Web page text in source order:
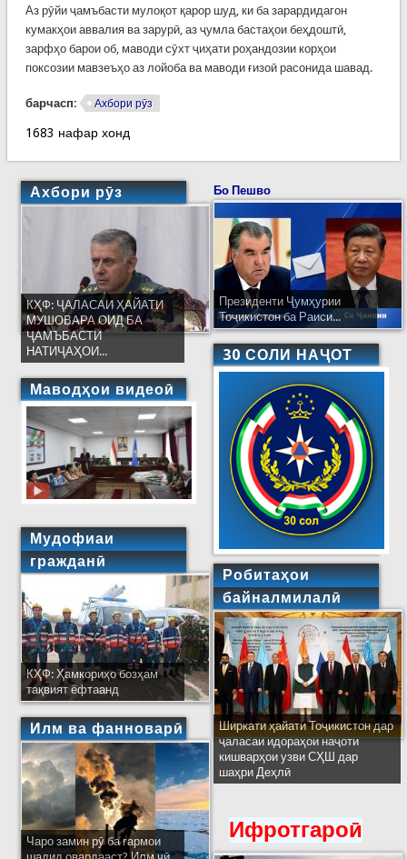
Аз рӯйи ҷамъбасти мулоқот қарор шуд, ки ба зарардидагон
кумакҳои аввалия ва зарурӣ, аз ҷумла бастаҳои беҳдоштӣ,
зарфҳо барои об, маводи сӯхт ҷиҳати роҳандозии корҳои
поксозии мавзеъҳо аз лойоба ва маводи ғизоӣ расонида шавад.
барчасп: Ахбори рӯз
1683 нафар хонд
Ахбори рӯз
КҲФ: ҶАЛАСАИ ҲАЙАТИ
МУШОВАРА ОИД БА
ҶАМЪБАСТИ
НАТИҶАҲОИ...
Маводҳои видеоӣ
Мудофиаи
гражданӣ
КҲФ: Ҳамкориҳо бозҳам
тақвият ёфтаанд
Илм ва фанноварӣ
Чаро замин рӯ ба гармои
Бо Пешво
Президенти Ҷумҳурии
Тоҷикистон ба Раиси...
30 СОЛИ НАҶОТ
Робитаҳои
байналмилалӣ
Ширкати ҳайати Тоҷикистон дар
ҷаласаи идораҳои наҷоти
кишварҳои узви СҲШ дар
шаҳри Деҳлӣ
Ифротгароӣ